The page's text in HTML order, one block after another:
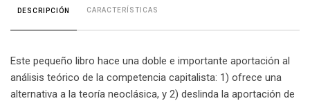
DESCRIPCIÓN CARACTERÍSTICAS
Este pequeño libro hace una doble e importante aportación al
análisis teórico de la competencia capitalista: 1) ofrece una
alternativa a la teoría neoclásica, y 2) deslinda la aportación de